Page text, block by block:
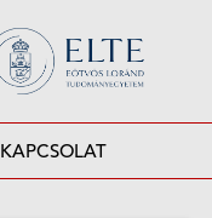
KAPCSOLAT